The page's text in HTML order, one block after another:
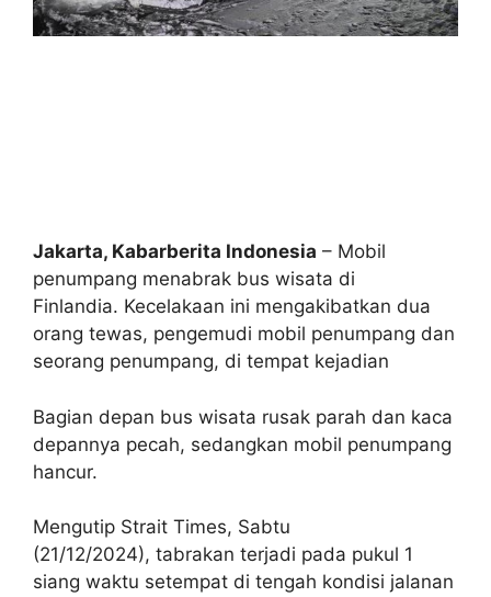
Jakarta, Kabarberita Indonesia – Mobil
penumpang menabrak bus wisata di
Finlandia. Kecelakaan ini mengakibatkan dua
orang tewas, pengemudi mobil penumpang dan
seorang penumpang, di tempat kejadian
Bagian depan bus wisata rusak parah dan kaca
depannya pecah, sedangkan mobil penumpang
hancur.
Mengutip Strait Times, Sabtu
(21/12/2024), tabrakan terjadi pada pukul 1
siang waktu setempat di tengah kondisi jalanan